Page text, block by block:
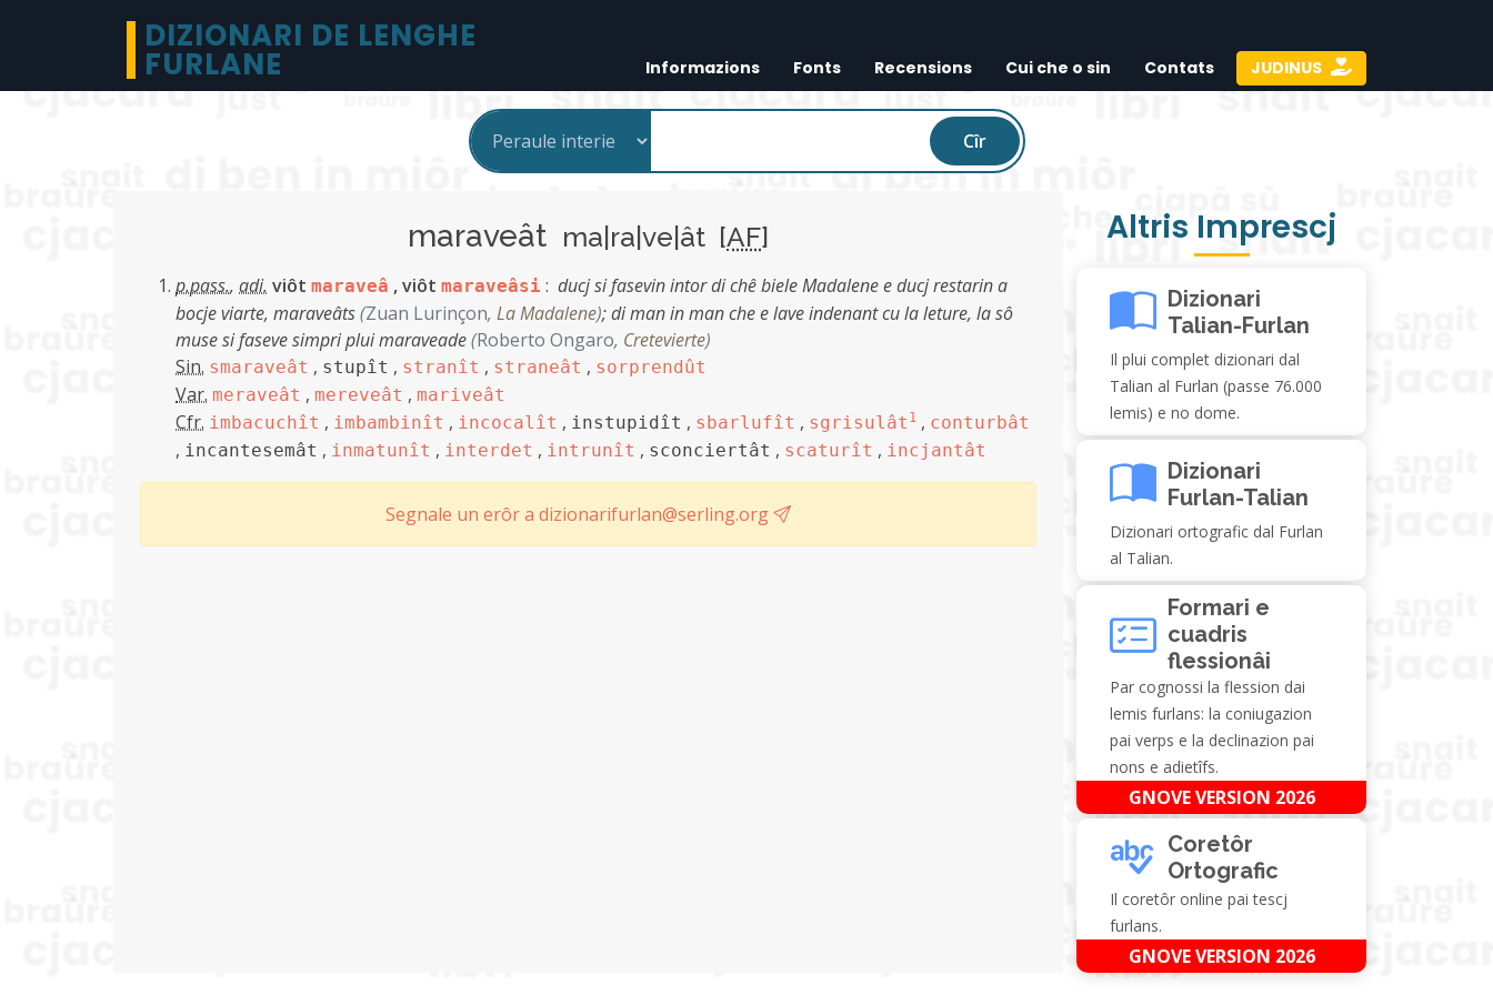
DIZIONARI DE LENGHE
FURLANE Informazions Fonts Recensions Cui che o sin Contats JUDINUS
Cîr
maraveât ma|ra|ve|ât [AF]
p.pass., adi. viôt maraveâ ,viôt maraveâsi : ducj si fasevin intor di chê biele Madalene e ducj restarin a
bocje viarte, maraveâts(Zuan Lurinçon, La Madalene);di man in man che e lave indenant cu la leture, la sô
muse si faseve simpri plui maraveade(Roberto Ongaro, Cretevierte)
Sin. smaraveât , stupît , stranît , straneât , sorprendût
Var. meraveât , mereveât , mariveât
Cfr. imbacuchît , imbambinît , incocalît , instupidît , sbarlufît , sgrisulât 1 , conturbât
, incantesemât , inmatunît , interdet , intrunît , sconciertât , scaturît , incjantât
Segnale un erôr a dizionarifurlan@serling.org
Altris Imprescj
Dizionari
Talian-Furlan
Il plui complet dizionari dal
Talian al Furlan (passe 76.000
lemis) e no dome.
Dizionari
Furlan-Talian
Dizionari ortografic dal Furlan
al Talian.
Formari e
cuadris
flessionâi
Par cognossi la flession dai
lemis furlans: la coniugazion
pai verps e la declinazion pai
nons e adietîfs.
GNOVE VERSION 2026
Coretôr
Ortografic
Il coretôr online pai tescj
furlans.
GNOVE VERSION 2026